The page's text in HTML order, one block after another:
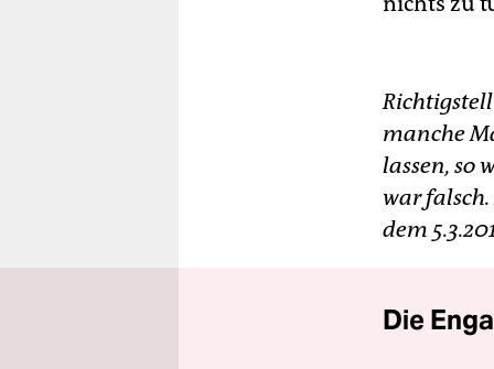
manche
lassen, so
war falsch.
dem
Die